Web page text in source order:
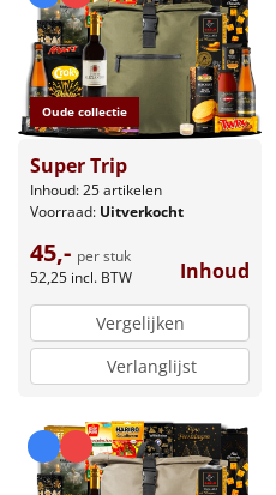
Oude collectie
Super Trip
Inhoud: 25 artikelen
Voorraad: Uitverkocht
45,- per stuk
52,25 incl. BTW Inhoud
Vergelijken
Verlanglijst